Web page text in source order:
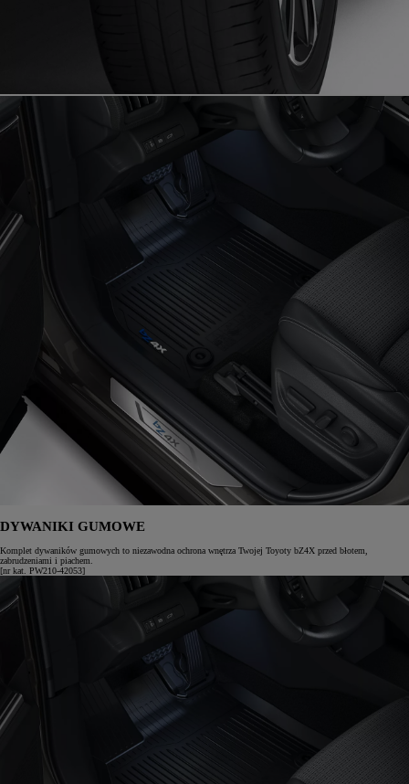
DYWANIKI GUMOWE
Komplet dywaników gumowych to niezawodna ochrona wnętrza Twojej Toyoty bZ4X przed błotem,
zabrudzeniami i piachem.
[nr kat. PW210-42053]